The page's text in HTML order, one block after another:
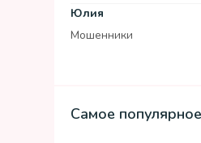
Юлия
Мошенники
Самое популярное